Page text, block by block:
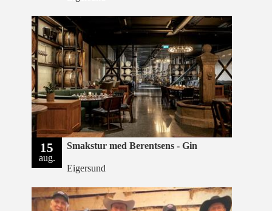
15
aug.
Smakstur med Berentsens - Gin
Eigersund